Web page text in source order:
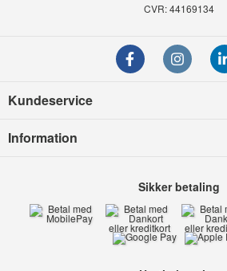
CVR: 44169134
Kundeservice
Information
Sikker betaling